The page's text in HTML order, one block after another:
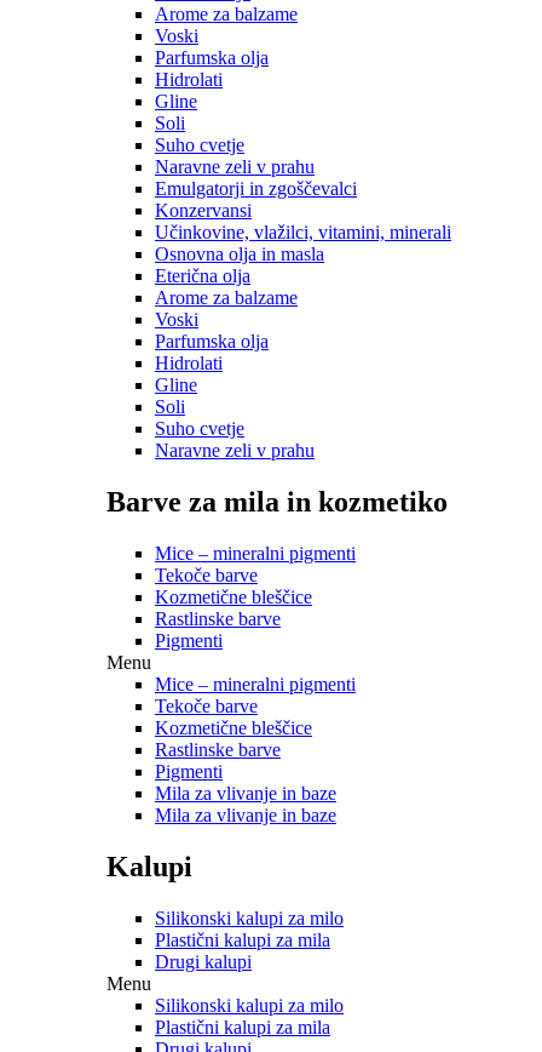
Arome za balzame
Voski
Parfumska olja
Hidrolati
Gline
Soli
Suho cvetje
Naravne zeli v prahu
Emulgatorji in zgoščevalci
Konzervansi
Učinkovine, vlažilci, vitamini, minerali
Osnovna olja in masla
Eterična olja
Arome za balzame
Voski
Parfumska olja
Hidrolati
Gline
Soli
Suho cvetje
Naravne zeli v prahu
Barve za mila in kozmetiko
Mice – mineralni pigmenti
Tekoče barve
Kozmetične bleščice
Rastlinske barve
Pigmenti
Menu
Mice – mineralni pigmenti
Tekoče barve
Kozmetične bleščice
Rastlinske barve
Pigmenti
Mila za vlivanje in baze
Mila za vlivanje in baze
Kalupi
Silikonski kalupi za milo
Plastični kalupi za mila
Drugi kalupi
Menu
Silikonski kalupi za milo
Plastični kalupi za mila